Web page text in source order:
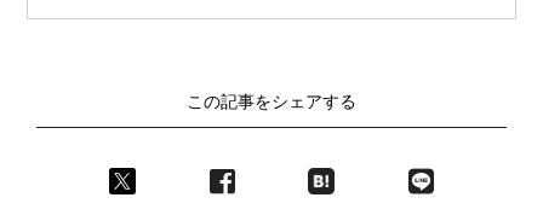
この記事をシェアする